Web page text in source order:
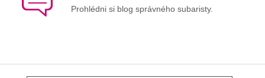
Prohlédni si blog správného subaristy.